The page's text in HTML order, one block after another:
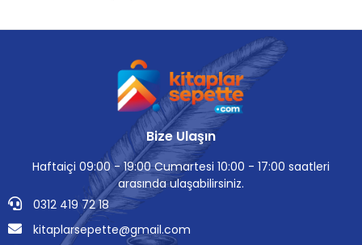
Bize Ulaşın
Haftaiçi 09:00 - 19:00 Cumartesi 10:00 - 17:00 saatleri
arasında ulaşabilirsiniz.
0312 419 72 18
kitaplarsepette@gmail.com